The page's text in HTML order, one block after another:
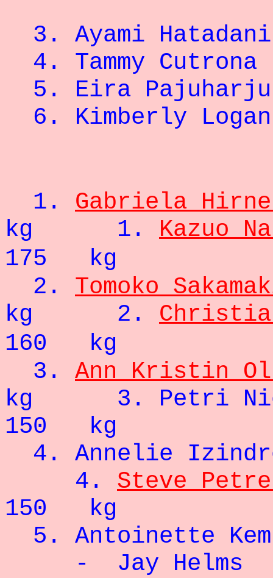
3. Ayami
4. Tammy
5. Eira
6.
1. Gabriela
kg 1. Kazuo
175 kg
2. Tomoko
kg 2.
160 kg
3. Ann Kristin
kg 3.
150 kg
4. Annelie
4. Steve
150 kg
5. Antoinette
- Jay